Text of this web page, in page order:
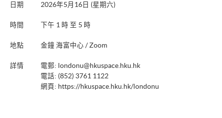
日期 2026年5月16日 (星期六)
時間 下午 1 時 至 5 時
地點 金鐘 海富中心 / Zoom
詳情 電郵: londonu@hkuspace.hku.hk
電話: (852) 3761 1122
網頁: https://hkuspace.hku.hk/londonu